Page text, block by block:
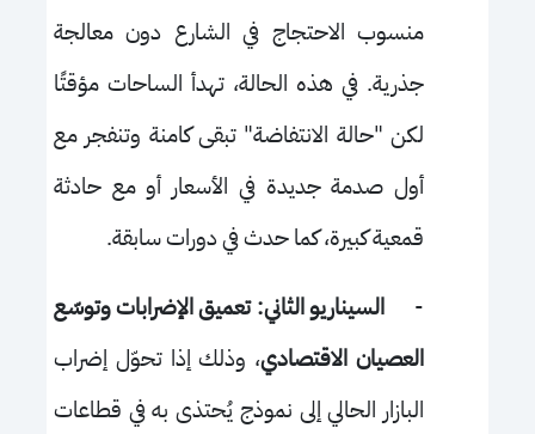
منسوب الاحتجاج في الشارع دون معالجة
جذرية. في هذه الحالة، تهدأ الساحات مؤقتًا
لكن "حالة الانتفاضة" تبقى كامنة وتنفجر مع
أول صدمة جديدة في الأسعار أو مع حادثة
قمعية كبيرة، كما حدث في دورات سابقة.
-السيناريو الثاني: تعميق الإضرابات وتوسّع
العصيان الاقتصادي، وذلك إذا تحوّل إضراب
البازار الحالي إلى نموذج يُحتذى به في قطاعات